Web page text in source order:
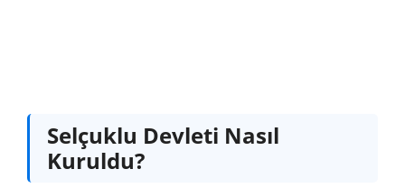
Selçuklu Devleti Nasıl
Kuruldu?